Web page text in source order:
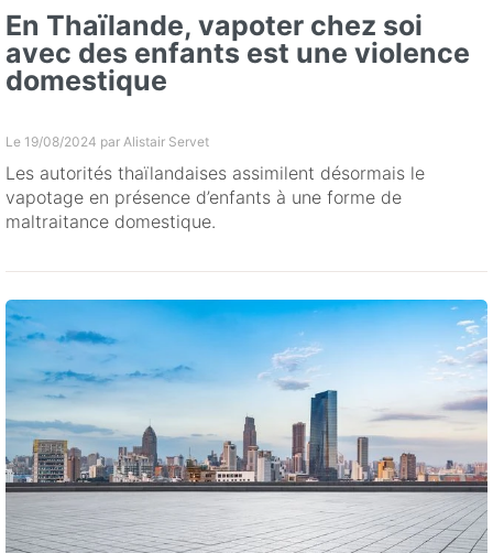
En Thaïlande, vapoter chez soi
avec des enfants est une violence
domestique
Le 19/08/2024 par Alistair Servet
Les autorités thaïlandaises assimilent désormais le
vapotage en présence d’enfants à une forme de
maltraitance domestique.